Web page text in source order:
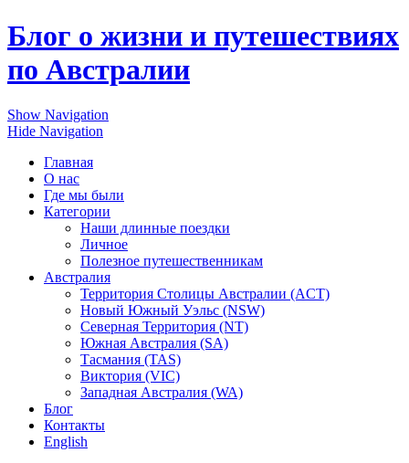
Перейти к основному содержанию
Блог о жизни и путешествиях
по Австралии
Show Navigation
Hide Navigation
Главная
О нас
Где мы были
Категории
Наши длинные поездки
Личное
Полезное путешественникам
Австралия
Территория Столицы Австралии (ACT)
Новый Южный Уэльс (NSW)
Северная Территория (NT)
Южная Австралия (SA)
Тасмания (TAS)
Виктория (VIC)
Западная Австралия (WA)
Блог
Контакты
English